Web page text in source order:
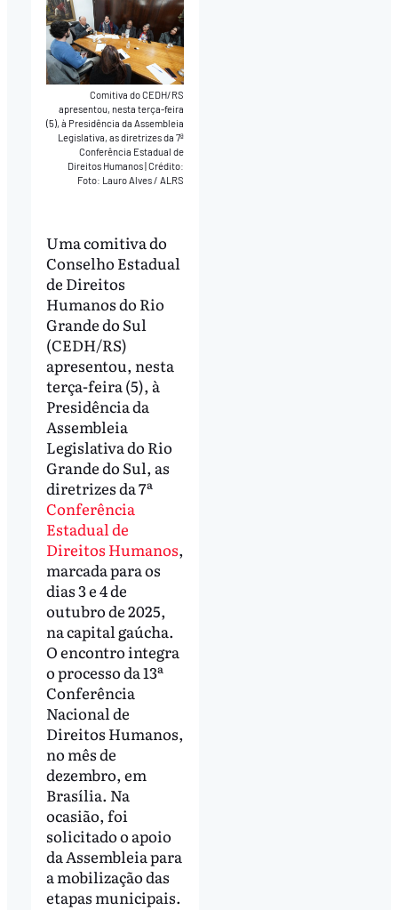
Comitiva do CEDH/RS
apresentou, nesta terça-feira
(5), à Presidência da Assembleia
Legislativa, as diretrizes da 7ª
Conferência Estadual de
Direitos Humanos|Crédito:
Foto: Lauro Alves / ALRS
Uma comitiva do
Conselho Estadual
de Direitos
Humanos do Rio
Grande do Sul
(CEDH/RS)
apresentou, nesta
terça-feira (5), à
Presidência da
Assembleia
Legislativa do Rio
Grande do Sul, as
diretrizes da 7ª
Conferência
Estadual de
Direitos Humanos,
marcada para os
dias 3 e 4 de
outubro de 2025,
na capital gaúcha.
O encontro integra
o processo da 13ª
Conferência
Nacional de
Direitos Humanos,
no mês de
dezembro, em
Brasília. Na
ocasião, foi
solicitado o apoio
da Assembleia para
a mobilização das
etapas municipais.